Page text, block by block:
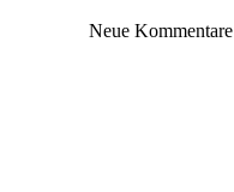
Neue Kommentare